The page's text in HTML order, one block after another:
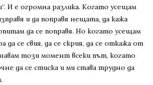
И е огромна разлика. Когато усещам
и да поправя нещата, да кажа
да се поправя. Но когато усещам
да се свия, да се скрия, да се откажа от
този момент всеки път, когато
да се стиска и ми става трудно да